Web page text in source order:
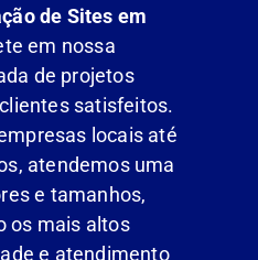
de Sites em
em nossa
de projetos
satisfeitos.
locais até
atendemos uma
e tamanhos,
os mais altos
e atendimento